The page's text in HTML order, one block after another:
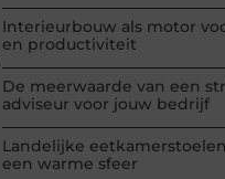
Interieurbouw als motor
en productiviteit
De meerwaarde van een
adviseur voor jouw bedrijf
Landelijke
een warme sfeer